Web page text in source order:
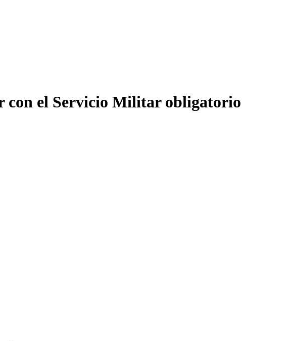
con el Servicio Militar obligatorio